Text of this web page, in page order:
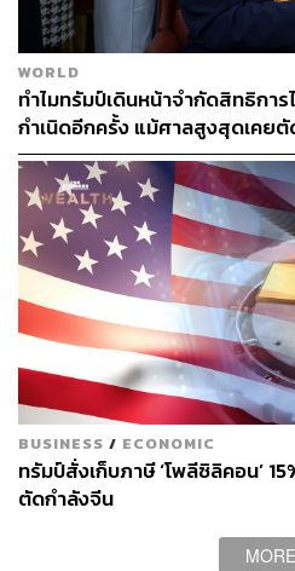
ที่อาคาร Marine Air Terminal ข
นิวยอร์ก ซึ่งเปิดใช้งานมาตั้งแต่ปี
Spirit ในนิวยอร์ก กลายเป็นพื้นที่เ
ครึ่งวัน เจ้าหน้าที่รักษาความปล
เวลา
ที่ตึกใหญ่ของ Spirit ในเมือง
บริหารของบริษัทรวมตัวกันในห้อง
สุดท้ายลงจอด หนึ่งในนักบินของเ
ยต์ไปดัลลัสซึ่งเป็นเที่ยวบินสุดท้า
รันเวย์ว่ามีเที่ยวบินอื่นของ Spirit
“ผมไม่เห็นเที่ยวบินอื่นแล้ว คุณอ
หน้าที่หอบังคับการตอบ ก่อนกล่า
ที่ได้ทำงานกับพวกคุณ ขอให้โชคดี
WORLD
ทำไมทรัมป์เดินหน้าจำกัดสิทธิกา
กำเนิดอีกครั้ง แม้ศาลสูงสุดเคย
BUSINESS / ECONOMIC
ทรัมป์สั่งเก็บภาษี ‘โพลีซิลิคอน’
ตัดกำลังจีน
MORE